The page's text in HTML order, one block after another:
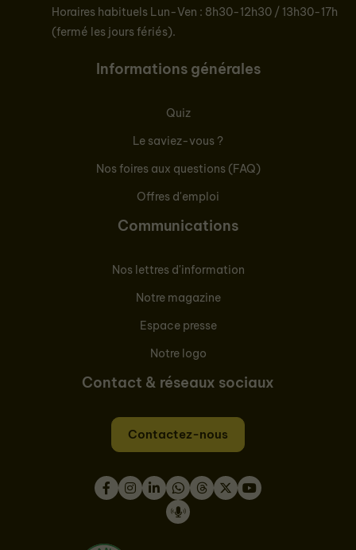
Horaires habituels Lun-Ven : 8h30-12h30 / 13h30-17h
(fermé les jours fériés).
Informations générales
Quiz
Le saviez-vous ?
Nos foires aux questions (FAQ)
Offres d'emploi
Communications
Nos lettres d'information
Notre magazine
Espace presse
Notre logo
Contact & réseaux sociaux
Contactez-nous
Instagram
LinkedInWhatsApp